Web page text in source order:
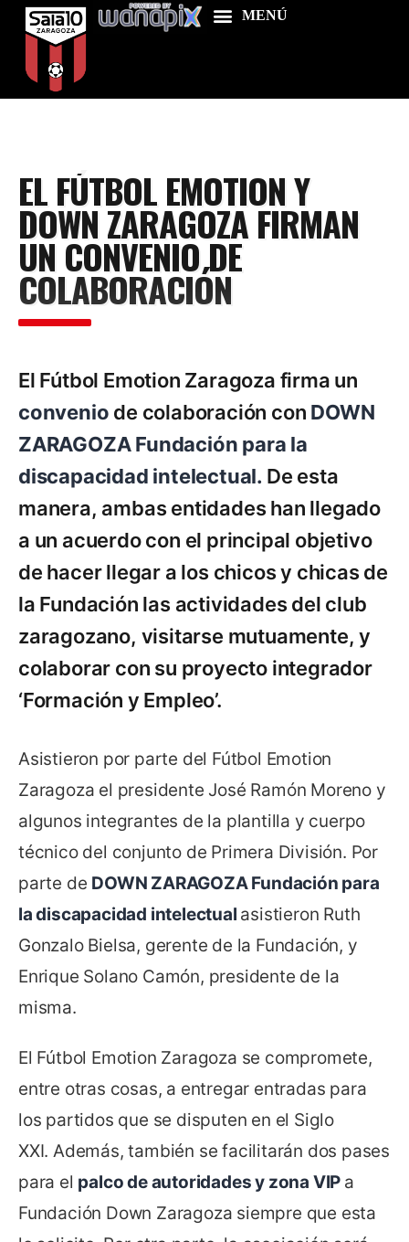
Food & Drink
Features
News
Contacts
EL FÚTBOL EMOTION Y
DOWN ZARAGOZA FIRMAN
UN CONVENIO DE
COLABORACIÓN
El Fútbol Emotion Zaragoza firma un
convenio de colaboración con DOWN
ZARAGOZA Fundación para la
discapacidad intelectual. De esta
manera, ambas entidades han llegado
a un acuerdo con el principal objetivo
de hacer llegar a los chicos y chicas de
la Fundación las actividades del club
zaragozano, visitarse mutuamente, y
colaborar con su proyecto integrador
‘Formación y Empleo’.
Asistieron por parte del Fútbol Emotion
Zaragoza el presidente José Ramón Moreno y
algunos integrantes de la plantilla y cuerpo
técnico del conjunto de Primera División. Por
parte de DOWN ZARAGOZA Fundación para
la discapacidad intelectual asistieron Ruth
Gonzalo Bielsa, gerente de la Fundación, y
Enrique Solano Camón, presidente de la
misma.
El Fútbol Emotion Zaragoza se compromete,
entre otras cosas, a entregar entradas para
los partidos que se disputen en el Siglo
XXI. Además, también se facilitarán dos pases
para el palco de autoridades y zona VIP a
Fundación Down Zaragoza siempre que esta